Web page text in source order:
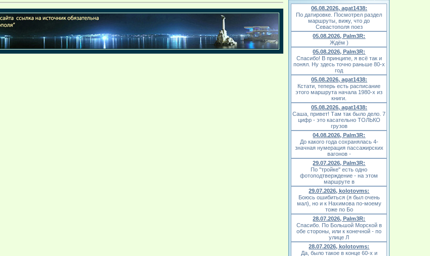
06.08.2026, agat1438:
По датировке. Посмотрел раздел
маршруты, вижу, что до
Севастополя поез
05.08.2026, Palm3R:
Ждём )
05.08.2026, Palm3R:
Спасибо! В принципе, я всё так и
понял. Ну здесь точно раньше 80-х
год
05.08.2026, agat1438:
Кстати, теперь есть расписание
этого маршрута начала 1980-х из
книги.
05.08.2026, agat1438:
Саша, привет! Там так было дело. 7
цифр - это касательно ТОЛЬКО
грузов
04.08.2026, Palm3R:
До какого года сохранялась 4-
значная нумерация пассажирских
вагонов -
29.07.2026, Palm3R:
По "тройке" есть одно
фотоподтверждение - на этом
маршруте в
29.07.2026, kolotovms:
Боюсь ошибиться (я был очень
мал), но и к Нахимова по-моему
тоже по Бо
28.07.2026, Palm3R:
Спасибо. По Большой Морской в
обе стороны, или к конечной - по
улице Л
28.07.2026, kolotovms:
Да, было такое в конце 60-х и